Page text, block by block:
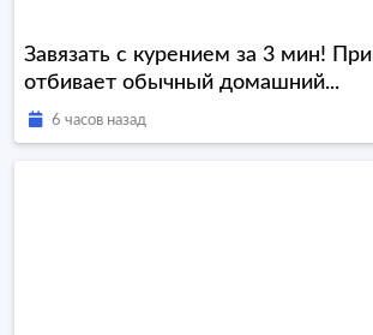
Завязать с курением за 3 мин!
отбивает обычный домашний...
6 часов назад